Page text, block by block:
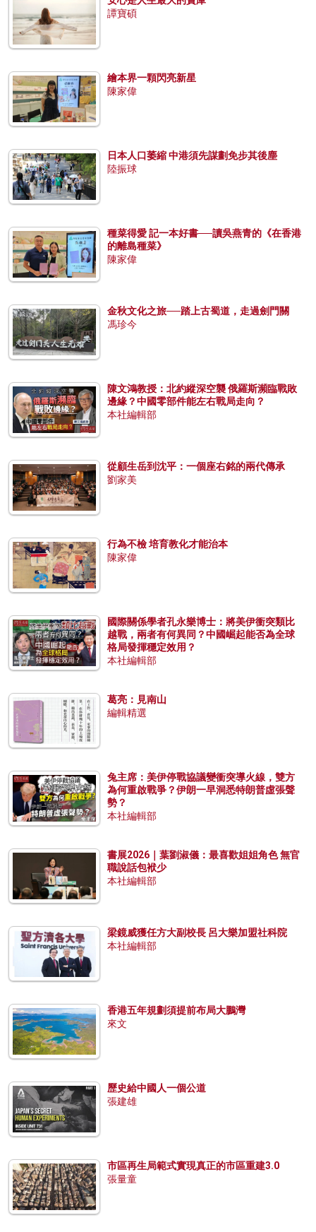
譚寶碩
繪本界一顆閃亮新星
陳家偉
日本人口萎縮 中港須先謀劃免步其後塵
陸振球
種菜得愛 記一本好書──讀吳燕青的《在香港
的離島種菜》
陳家偉
金秋文化之旅──踏上古蜀道，走過劍門關
馮珍今
陳文鴻教授：北約縱深空襲 俄羅斯瀕臨戰敗
邊緣？中國零部件能左右戰局走向？
本社編輯部
從顧生岳到沈平：一個座右銘的兩代傳承
劉家美
行為不檢 培育教化才能治本
陳家偉
國際關係學者孔永樂博士：將美伊衝突類比
越戰，兩者有何異同？中國崛起能否為全球
格局發揮穩定效用？
本社編輯部
葛亮：見南山
編輯精選
兔主席：美伊停戰協議變衝突導火線，雙方
為何重啟戰爭？伊朗一早洞悉特朗普虛張聲
勢？
本社編輯部
書展2026｜葉劉淑儀：最喜歡姐姐角色 無官
職說話包袱少
本社編輯部
梁鏡威獲任方大副校長 呂大樂加盟社科院
本社編輯部
香港五年規劃須提前布局大鵬灣
來文
歷史給中國人一個公道
張建雄
市區再生局範式實現真正的市區重建3.0
張量童